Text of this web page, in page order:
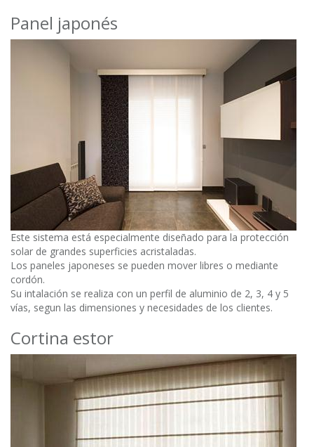
Panel japonés
Este sistema está especialmente diseñado para la protección
solar de grandes superficies acristaladas.
Los paneles japoneses se pueden mover libres o mediante
cordón.
Su intalación se realiza con un perfil de aluminio de 2, 3, 4 y 5
vías, segun las dimensiones y necesidades de los clientes.
Cortina estor